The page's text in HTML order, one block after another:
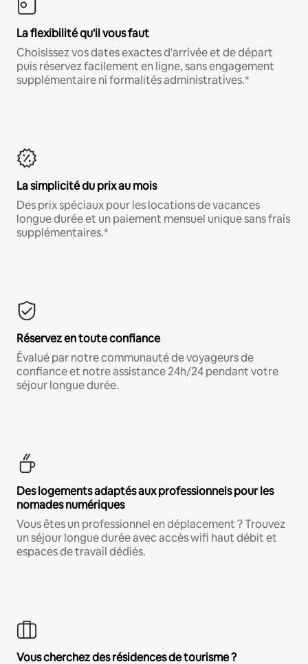
La flexibilité qu'il vous faut
Choisissez vos dates exactes d'arrivée et de départ
puis réservez facilement en ligne, sans engagement
supplémentaire ni formalités administratives.*
La simplicité du prix au mois
Des prix spéciaux pour les locations de vacances
longue durée et un paiement mensuel unique sans frais
supplémentaires.*
Réservez en toute confiance
Évalué par notre communauté de voyageurs de
confiance et notre assistance 24h/24 pendant votre
séjour longue durée.
Des logements adaptés aux professionnels pour les
nomades numériques
Vous êtes un professionnel en déplacement ? Trouvez
un séjour longue durée avec accès wifi haut débit et
espaces de travail dédiés.
Vous cherchez des résidences de tourisme ?